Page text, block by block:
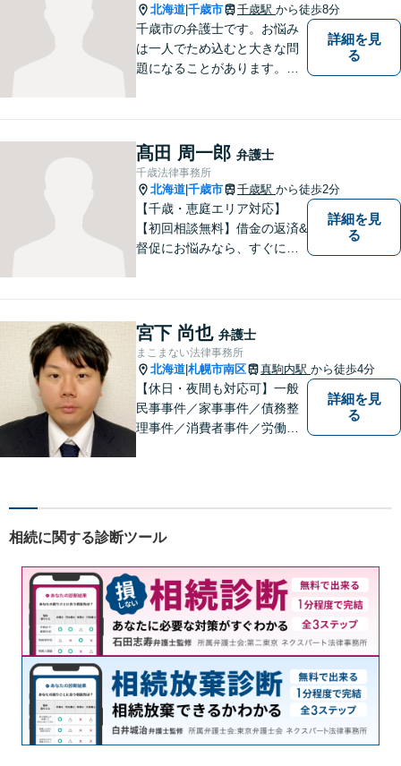
北海道 千歳市 千歳駅 から徒歩8分
千歳市の弁護士です。お悩み
は一人でため込むと大きな問
題になることがあります。ぜ
詳細を見
る
髙田 周一郎 弁護士
千歳法律事務所
北海道 千歳市 千歳駅 から徒歩2分
【千歳・恵庭エリア対応】
【初回相談無料】借金の返済&
督促にお悩みなら、すぐにご
産の解決実績多数！【千歳駅
徒歩２分】【分割払い可】
詳細を見
る
宮下 尚也 弁護士
まこまない法律事務所
北海道 札幌市南区 真駒内駅 から徒歩4分
【休日・夜間も対応可】一般
民事事件／家事事件／債務整
理事件／消費者事件／労働事
を抱え込まず、まずは一度ご
詳細を見
る
相続に関する診断ツール